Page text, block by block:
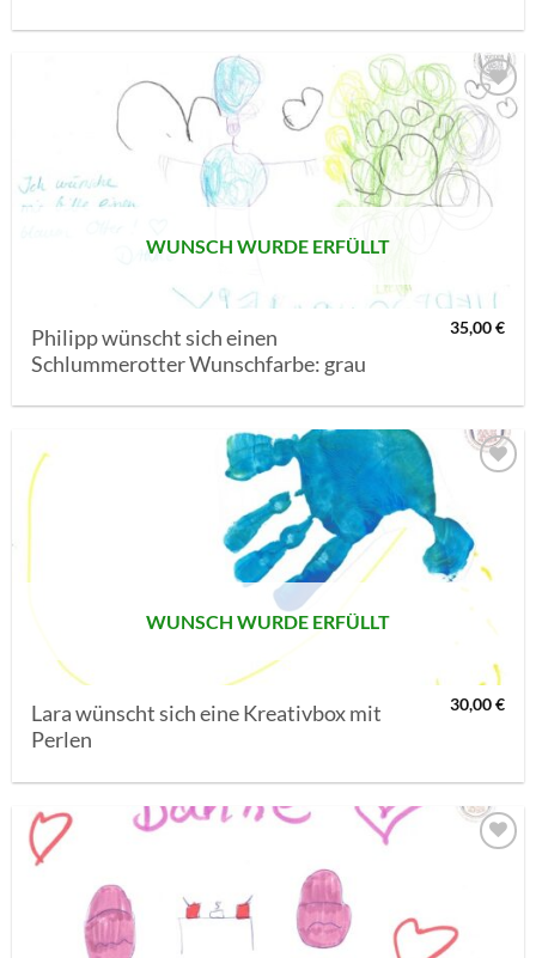
AUF MEINE
MERKLISTE
SETZEN
WUNSCH WURDE ERFÜLLT
Philipp wünscht sich einen
Schlummerotter Wunschfarbe: grau
35,00€
AUF MEINE
MERKLISTE
SETZEN
WUNSCH WURDE ERFÜLLT
Lara wünscht sich eine Kreativbox mit
Perlen
30,00€